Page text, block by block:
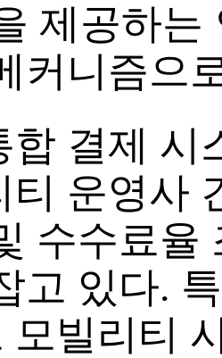
제공하는
커니즘으
합 결제 시
티 운영사
수수료율
고 있다.
모빌리티